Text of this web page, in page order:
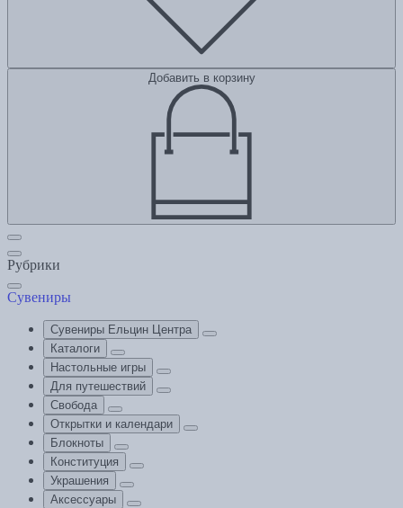
Добавить в корзину
Рубрики
Сувениры
Сувениры Ельцин Центра
Каталоги
Настольные игры
Для путешествий
Свобода
Открытки и календари
Блокноты
Конституция
Украшения
Аксессуары